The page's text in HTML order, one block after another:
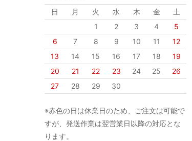
日 月 火 水 木 金
土
1
2 3 4
5
6
7 8 9 10 11
12
13
14 15 16 17 18
19
20
21 22 23 24 25
26
27
28 29 30
※赤色の日は休業日のため、ご注文は可能で
すが、発送作業は翌営業日以降の対応とな
ります。